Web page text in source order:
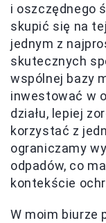
i oszczędnego
skupić się na
jednym z
skutecznych
wspólnej bazy
inwestować w
działu, lepiej
korzystać z
ograniczamy
odpadów, co
kontekście
W moim biurze